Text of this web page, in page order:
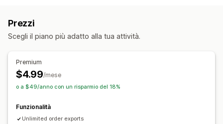
Notifiche e report
Aggiornamenti sugli ordini
Report dei dati storici
Prezzi
Scegli il piano più adatto alla tua attività.
Premium
$4.99/mese
o a $49/anno con un risparmio del 18%
Funzionalità
Unlimited order exports